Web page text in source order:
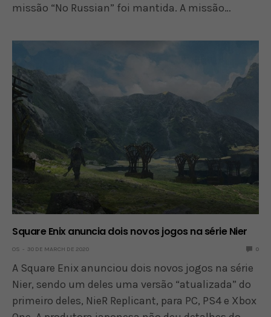
missão “No Russian” foi mantida. A missão…
Square Enix anuncia dois novos jogos na série Nier
OS 30 DE MARCH DE 2020 0
A Square Enix anunciou dois novos jogos na série
Nier, sendo um deles uma versão “atualizada” do
primeiro deles, NieR Replicant, para PC, PS4 e Xbox